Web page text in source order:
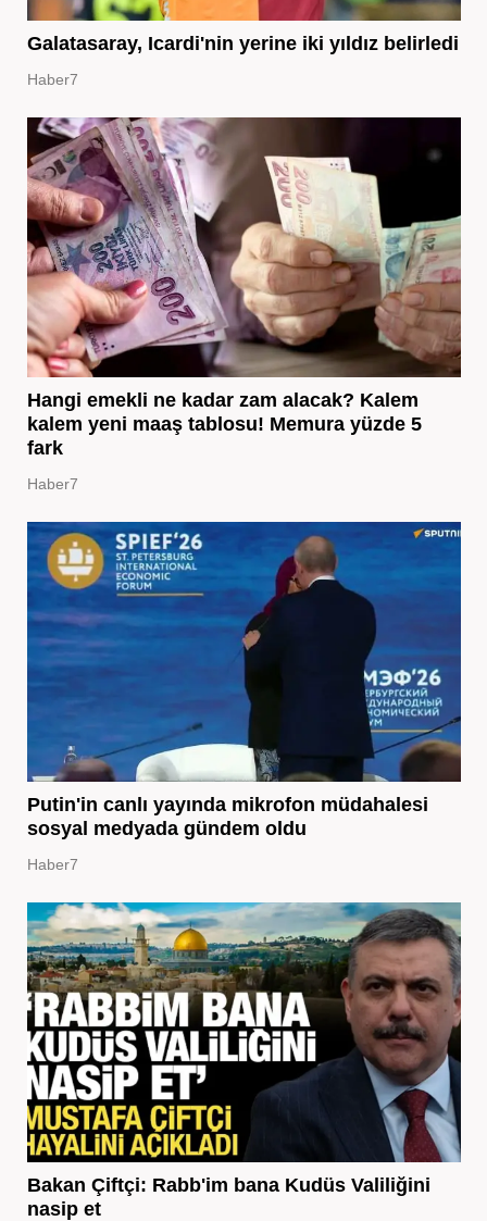
Galatasaray, Icardi'nin yerine iki yıldız belirledi
Haber7
Hangi emekli ne kadar zam alacak? Kalem
kalem yeni maaş tablosu! Memura yüzde 5
fark
Haber7
Putin'in canlı yayında mikrofon müdahalesi
sosyal medyada gündem oldu
Haber7
Bakan Çiftçi: Rabb'im bana Kudüs Valiliğini
nasip et